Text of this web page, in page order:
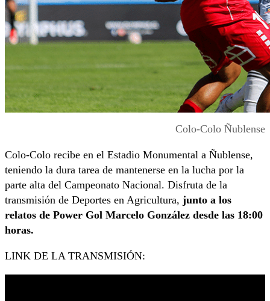
Colo-Colo Ñublense
Colo-Colo recibe en el Estadio Monumental a Ñublense,
teniendo la dura tarea de mantenerse en la lucha por la
parte alta del Campeonato Nacional. Disfruta de la
transmisión de Deportes en Agricultura, junto a los
relatos de Power Gol Marcelo González desde las 18:00
horas.
LINK DE LA TRANSMISIÓN: